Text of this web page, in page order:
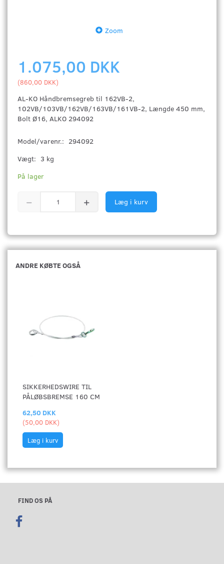
Zoom
1.075,00 DKK
(860,00 DKK)
AL-KO Håndbremsegreb til 162VB-2,
102VB/103VB/162VB/163VB/161VB-2, Længde 450 mm,
Bolt Ø16, ALKO 294092
Model/varenr.: 294092
Vægt: 3 kg
På lager
Læg i kurv
ANDRE KØBTE OGSÅ
SIKKERHEDSWIRE TIL
PÅLØBSBREMSE 160 CM
62,50 DKK
(50,00 DKK)
Læg i kurv
FIND OS PÅ